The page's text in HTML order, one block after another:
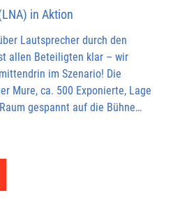
in Aktion
Lautsprecher durch den
allen Beteiligten klar – wir
im Szenario! Die
Mure, ca. 500 Exponierte, Lage
gespannt auf die Bühne…